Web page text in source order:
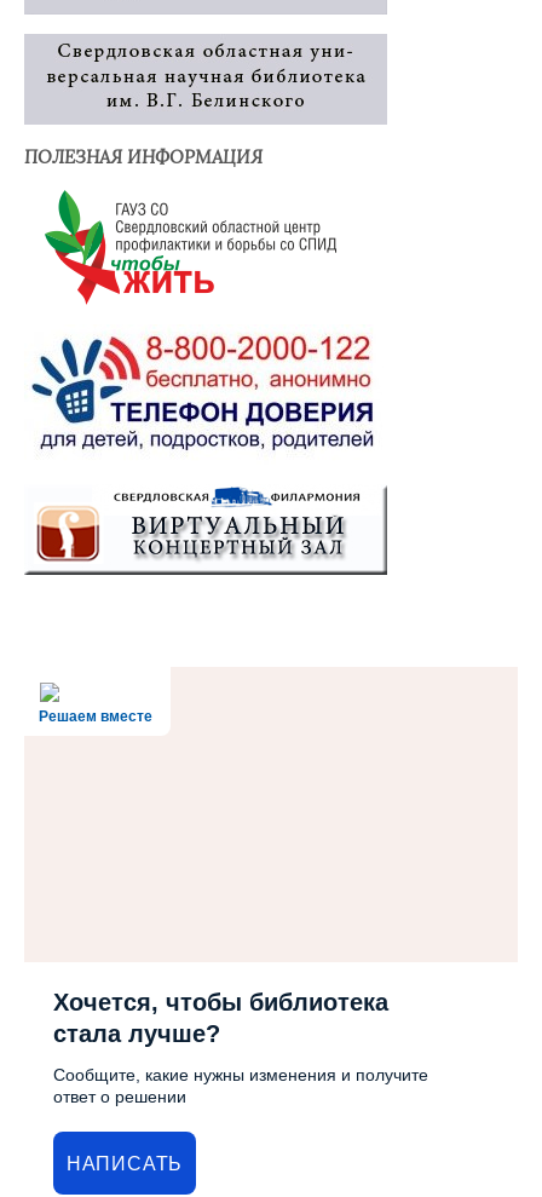
ПОЛЕЗНАЯ ИНФОРМАЦИЯ
Решаем вместе
Хочется, чтобы библиотека
стала лучше?
Сообщите, какие нужны изменения и получите
ответ о решении
НАПИСАТЬ